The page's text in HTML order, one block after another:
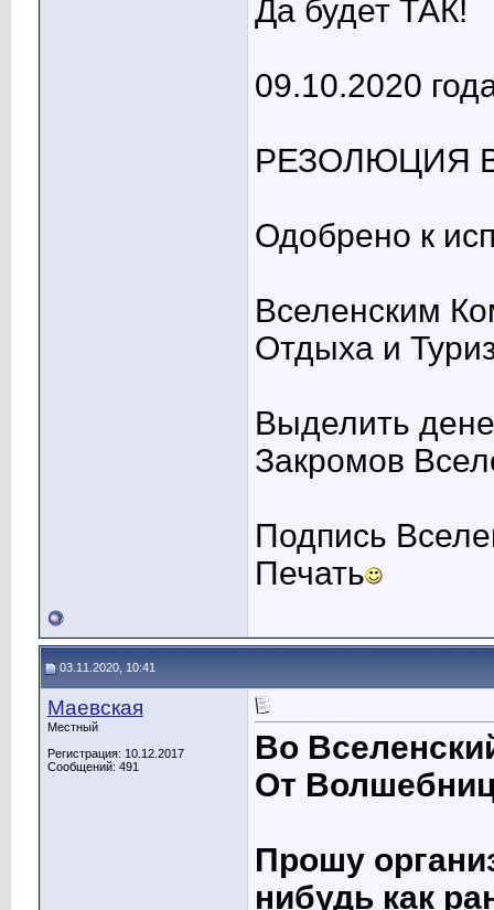
Да будет ТАК!
09.10.2020
РЕЗОЛЮЦИЯ
Одобрено к
Вселенским
Отдыха и
Выделить
Закромов
Подпись
Печать
03.11.2020, 10:41
Маевская
Местный
Регистрация: 10.12.2017
Сообщений: 491
Во
От
Прошу
нибудь как